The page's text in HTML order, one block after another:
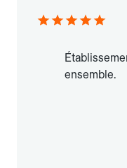
ensemble.